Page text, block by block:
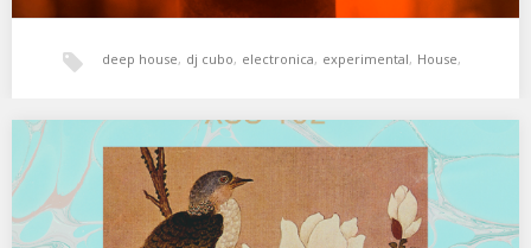
deep house, dj cubo, electronica, experimental, House,
post rock, psicodelia, zarata
XSS162 | Cubo | Forest Palace
Recorriendo el bosque de los sueños. 01. Four Tet – Harpsichord
02. PauloR – We 03.…